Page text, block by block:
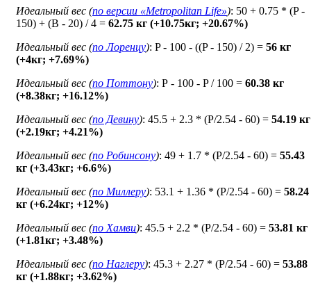
Идеальный вес (по версии «Metropolitan Life»): 50 + 0.75 * (P -
150) + (B - 20) / 4 = 62.75 кг (+10.75кг; +20.67%)
Идеальный вес (по Лоренцу): P - 100 - ((P - 150) / 2) = 56 кг
(+4кг; +7.69%)
Идеальный вес (по Поттону): Р - 100 - P / 100 = 60.38 кг
(+8.38кг; +16.12%)
Идеальный вес (по Девину): 45.5 + 2.3 * (P/2.54 - 60) = 54.19 кг
(+2.19кг; +4.21%)
Идеальный вес (по Робинсону): 49 + 1.7 * (P/2.54 - 60) = 55.43
кг (+3.43кг; +6.6%)
Идеальный вес (по Миллеру): 53.1 + 1.36 * (P/2.54 - 60) = 58.24
кг (+6.24кг; +12%)
Идеальный вес (по Хамви): 45.5 + 2.2 * (P/2.54 - 60) = 53.81 кг
(+1.81кг; +3.48%)
Идеальный вес (по Наглеру): 45.3 + 2.27 * (P/2.54 - 60) = 53.88
кг (+1.88кг; +3.62%)